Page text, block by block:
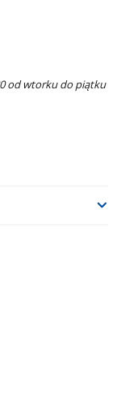
od wtorku do piątku